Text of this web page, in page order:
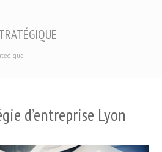
d’entreprise Lyon